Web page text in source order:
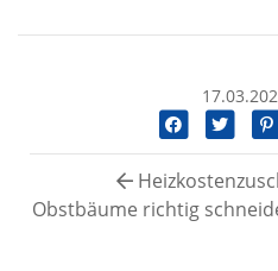
Obstbäume richtig